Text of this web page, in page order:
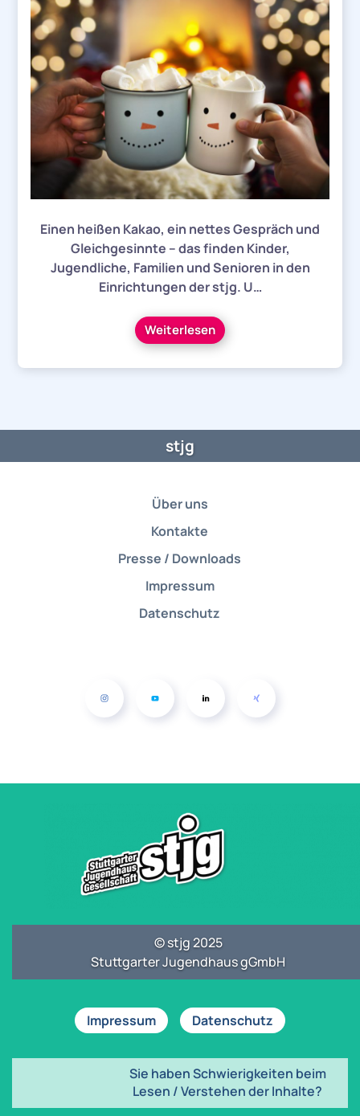
Einen heißen Kakao, ein nettes Gespräch und
Gleichgesinnte – das finden Kinder,
Jugendliche, Familien und Senioren in den
Einrichtungen der stjg. U…
Weiterlesen
stjg
Über uns
Kontakte
Presse / Downloads
Impressum
Datenschutz
© stjg 2025
Stuttgarter Jugendhaus gGmbH
Impressum Datenschutz
Sie haben Schwierigkeiten beim
Lesen / Verstehen der Inhalte?